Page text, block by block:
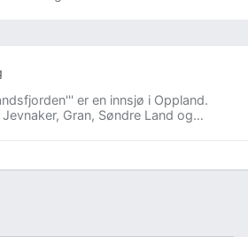
er en innsjø i Oppland.
Gran, Søndre Land og